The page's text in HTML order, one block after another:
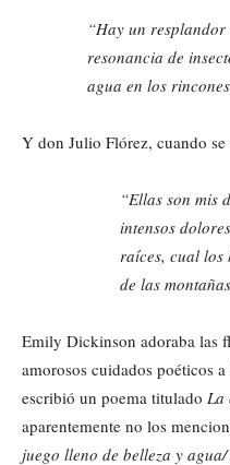
“Hay un
resonancia de
agua en los
Y don Julio Flórez, cuando
“Ellas son mis
intensos
raíces, cual los
de las
Emily Dickinson adoraba las
amorosos cuidados poéticos
escribió un poema titulado La
aparentemente no los
juego lleno de belleza y